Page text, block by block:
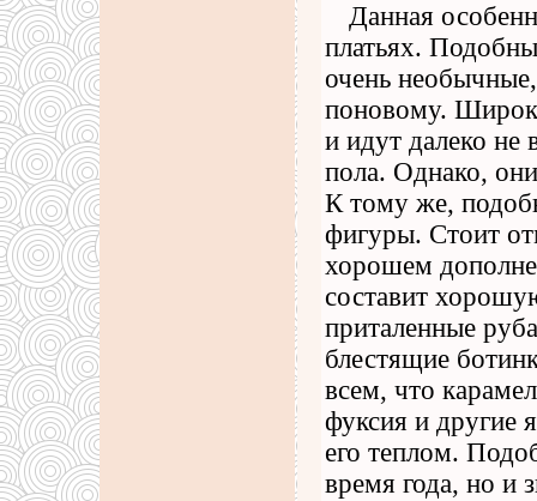
Данная
платьях.
очень
поновому.
и идут далеко не
пола. Однако,
К тому же,
фигуры. Стоит
хорошем
составит
приталенные
блестящие
всем, что
фуксия и другие
его теплом.
время года, но и